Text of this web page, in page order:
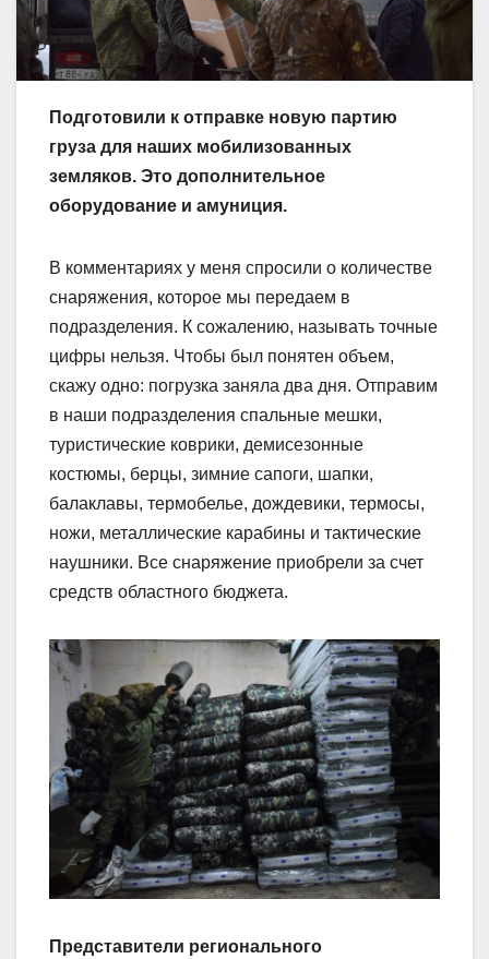
Подготовили к отправке новую партию
груза для наших мобилизованных
земляков. Это дополнительное
оборудование и амуниция.
В комментариях у меня спросили о количестве
снаряжения, которое мы передаем в
подразделения. К сожалению, называть точные
цифры нельзя. Чтобы был понятен объем,
скажу одно: погрузка заняла два дня. Отправим
в наши подразделения спальные мешки,
туристические коврики, демисезонные
костюмы, берцы, зимние сапоги, шапки,
балаклавы, термобелье, дождевики, термосы,
ножи, металлические карабины и тактические
наушники. Все снаряжение приобрели за счет
средств областного бюджета.
Представители регионального